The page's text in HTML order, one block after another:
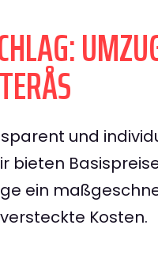
und
bieten
ein
Kosten.